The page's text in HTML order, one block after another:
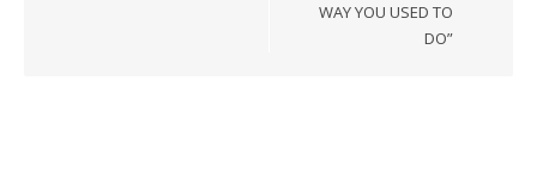
WAY YOU USED TO
DO”